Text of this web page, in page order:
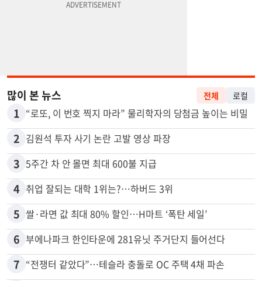
많이 본 뉴스
1 “로또, 이 번호 찍지 마라” 물리학자의 당첨금 높이는 비밀
2 김원석 투자 사기 논란 고발 영상 파장
3 5주간 차 안 몰면 최대 600불 지급
4 취업 잘되는 대학 1위는?…하버드 3위
5 쌀·라면 값 최대 80% 할인…H마트 ‘폭탄 세일’
6 부에나파크 한인타운에 281유닛 주거단지 들어선다